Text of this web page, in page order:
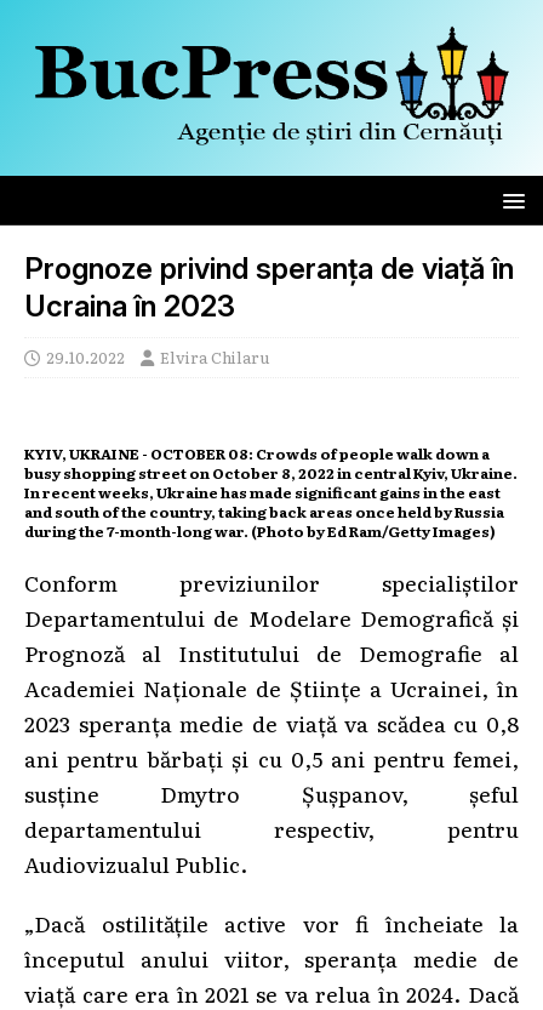
Prognoze privind speranța de viață în
Ucraina în 2023
29.10.2022 Elvira Chilaru
KYIV, UKRAINE - OCTOBER 08: Crowds of people walk down a
busy shopping street on October 8, 2022 in central Kyiv, Ukraine.
In recent weeks, Ukraine has made significant gains in the east
and south of the country, taking back areas once held by Russia
during the 7-month-long war. (Photo by Ed Ram/Getty Images)
Conform previziunilor specialiștilor
Departamentului de Modelare Demografică și
Prognoză al Institutului de Demografie al
Academiei Naționale de Științe a Ucrainei, în
2023 speranța medie de viață va scădea cu 0,8
ani pentru bărbați și cu 0,5 ani pentru femei,
susține Dmytro Șușpanov, șeful
departamentului respectiv, pentru
Audiovizualul Public.
„Dacă ostilitățile active vor fi încheiate la
începutul anului viitor, speranța medie de
viață care era în 2021 se va relua în 2024. Dacă